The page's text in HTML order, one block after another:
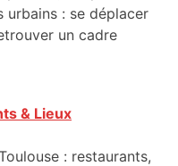
urbains : se déplacer
un cadre
& Lieux
: restaurants,